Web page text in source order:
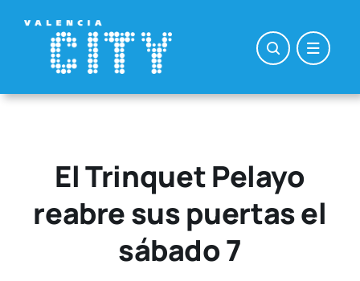
contenido
El Trinquet Pelayo
reabre sus puertas el
sábado 7